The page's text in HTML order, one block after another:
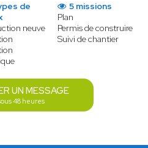
de
neuve
5 missions
Plan
Permis de construire
Suivi de chantier
UN MESSAGE
48 heures